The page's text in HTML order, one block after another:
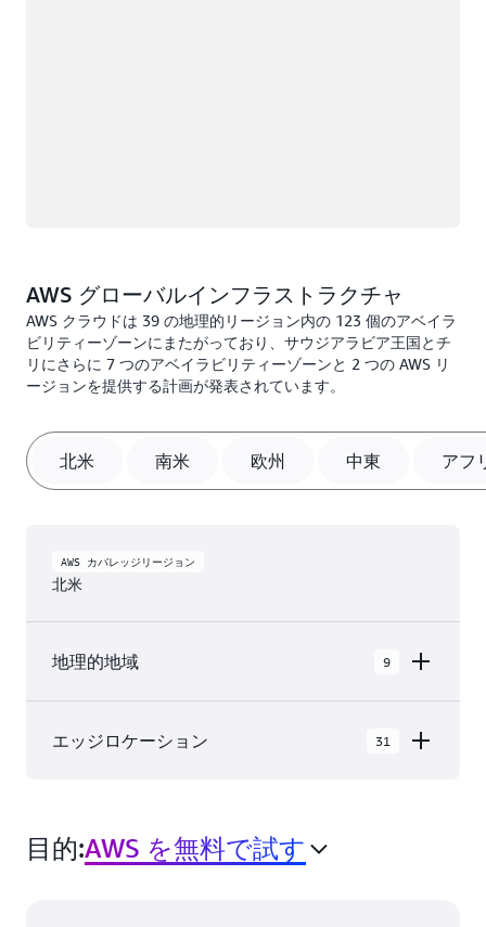
AWS グローバルインフラストラクチャ
AWS クラウドは 39 の地理的リージョン内の 123 個のアベイラ
ビリティーゾーンにまたがっており、サウジアラビア王国とチ
リにさらに 7 つのアベイラビリティーゾーンと 2 つの AWS リ
ージョンを提供する計画が発表されています。
北米 南米 欧州 中東 アフ
AWS カバレッジリージョン
北米
地理的地域 9
カナダ西部 (カルガリー)
エッジロケーション 31
の エッジネットワークロケーション および 3 個
の エッジキャッシュロケーション があります。
目的:AWS を無料で試す